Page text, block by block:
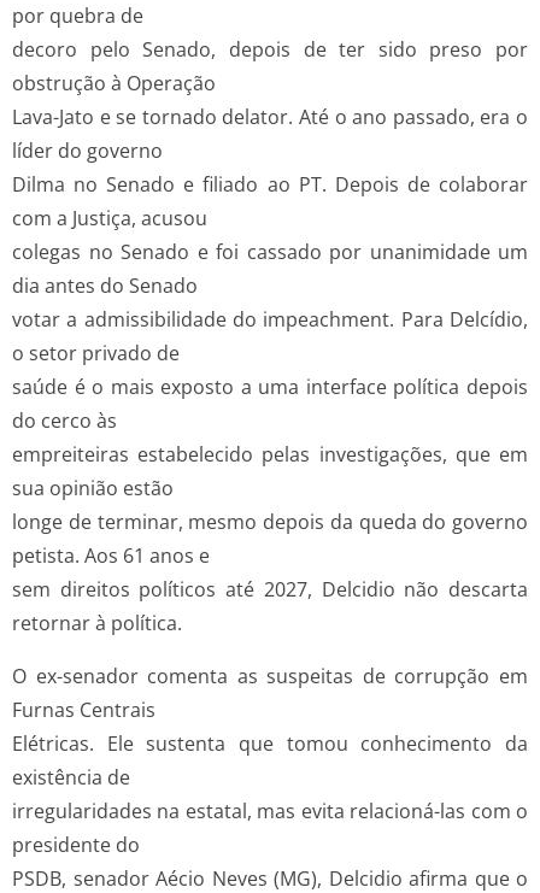
por quebra de
decoro pelo Senado, depois de ter sido preso por
obstrução à Operação
Lava­-Jato e se tornado delator. Até o ano passado, era o
líder do governo
Dilma no Senado e filiado ao PT. Depois de colaborar
com a Justiça, acusou
colegas no Senado e foi cassado por unanimidade um
dia antes do Senado
votar a admissibilidade do impeachment. Para Delcídio,
o setor privado de
saúde é o mais exposto a uma interface política depois
do cerco às
empreiteiras estabelecido pelas investigações, que em
sua opinião estão
longe de terminar, mesmo depois da queda do governo
petista. Aos 61 anos e
sem direitos políticos até 2027, Delcidio não descarta
retornar à política.
O ex-­senador comenta as suspeitas de corrupção em
Furnas Centrais
Elétricas. Ele sustenta que tomou conhecimento da
existência de
irregularidades na estatal, mas evita relacioná-­las com o
presidente do
PSDB, senador Aécio Neves (MG), Delcidio afirma que o